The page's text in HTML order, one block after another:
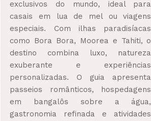
exclusivos do mundo, ideal para
casais em lua de mel ou viagens
especiais. Com ilhas paradisíacas
como Bora Bora, Moorea e Tahiti, o
destino combina luxo, natureza
exuberante e experiências
personalizadas. O guia apresenta
passeios românticos, hospedagens
em bangalôs sobre a água,
gastronomia refinada e atividades